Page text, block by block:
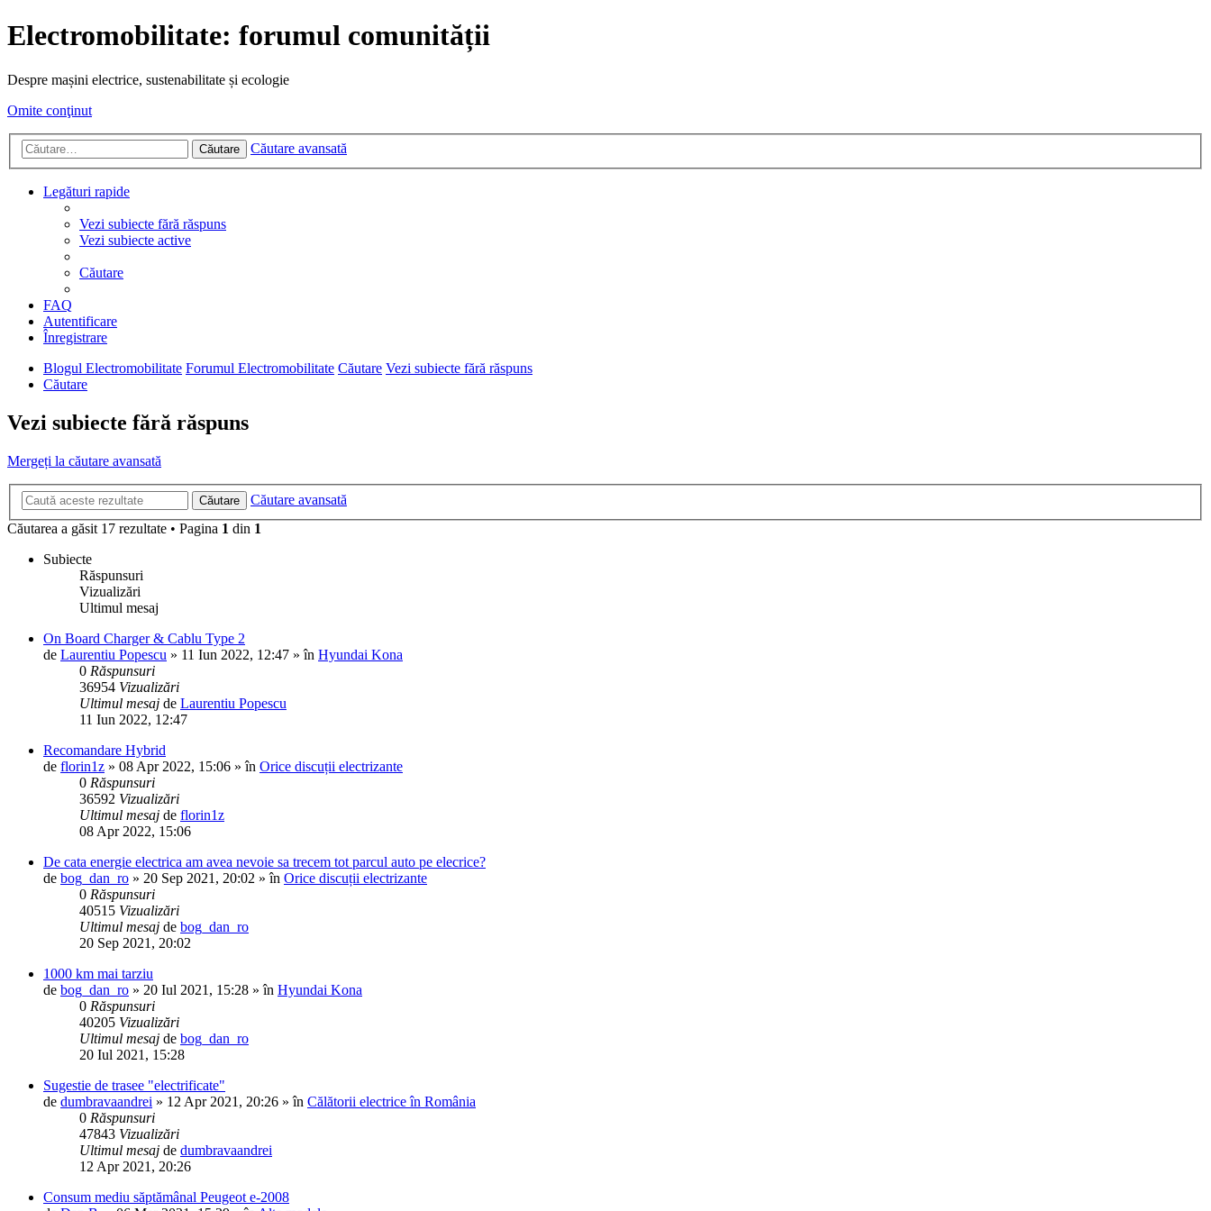
Electromobilitate: forumul comunității
Despre mașini electrice, sustenabilitate și ecologie
Omite conţinut
Căutare Căutare avansată
Legături rapide
Vezi subiecte fără răspuns
Vezi subiecte active
Căutare
FAQ
Autentificare
Înregistrare
Blogul Electromobilitate Forumul Electromobilitate Căutare Vezi subiecte fără răspuns
Căutare
Vezi subiecte fără răspuns
Mergeți la căutare avansată
Căutare
Căutare avansată
Căutarea a găsit 17 rezultate • Pagina 1 din 1
Subiecte
Răspunsuri
Vizualizări
Ultimul mesaj
On Board Charger & Cablu Type 2
de Laurentiu Popescu » 11 Iun 2022, 12:47 » în Hyundai Kona
0 Răspunsuri
36954 Vizualizări
Ultimul mesaj de Laurentiu Popescu
11 Iun 2022, 12:47
Recomandare Hybrid
de florin1z » 08 Apr 2022, 15:06 » în Orice discuții electrizante
0 Răspunsuri
36592 Vizualizări
Ultimul mesaj de florin1z
08 Apr 2022, 15:06
De cata energie electrica am avea nevoie sa trecem tot parcul auto pe elecrice?
de bog_dan_ro » 20 Sep 2021, 20:02 » în Orice discuții electrizante
0 Răspunsuri
40515 Vizualizări
Ultimul mesaj de bog_dan_ro
20 Sep 2021, 20:02
1000 km mai tarziu
de bog_dan_ro » 20 Iul 2021, 15:28 » în Hyundai Kona
0 Răspunsuri
40205 Vizualizări
Ultimul mesaj de bog_dan_ro
20 Iul 2021, 15:28
Sugestie de trasee "electrificate"
de dumbravaandrei » 12 Apr 2021, 20:26 » în Călătorii electrice în România
0 Răspunsuri
47843 Vizualizări
Ultimul mesaj de dumbravaandrei
12 Apr 2021, 20:26
Consum mediu săptămânal Peugeot e-2008